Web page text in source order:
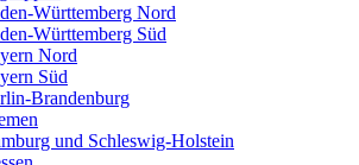
Württemberg Nord
Württemberg Süd
Nord
Süd
Brandenburg
und Schleswig-Holstein